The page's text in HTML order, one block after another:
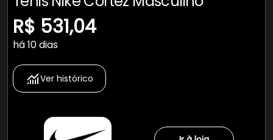
R$ 531,04
há 10 dias
Ver histórico